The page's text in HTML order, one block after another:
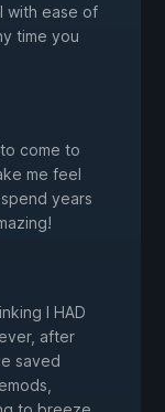
with ease of
time you
come to
me feel
years
I HAD
after
saved